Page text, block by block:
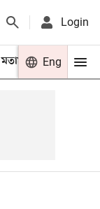
Login
মতামত খেলা
Eng